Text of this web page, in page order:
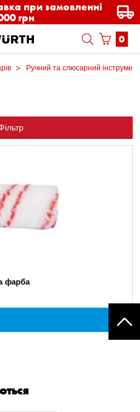
при замовленні
грн
0
Ручний та слюсарний інструмент
фарба